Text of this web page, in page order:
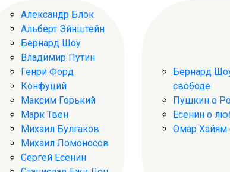
Александр Блок
Альберт Эйнштейн
Бернард Шоу
Владимир Путин
Генри Форд
Конфуций
Максим Горький
Марк Твен
Михаил Булгаков
Михаил Ломоносов
Сергей Есенин
Бернард
свободе
Пушкин о
Есенин о
Омар Хайям